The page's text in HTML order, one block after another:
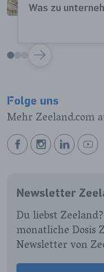
Was zu
VOLGENDE
Folge uns
Mehr Zeeland.com
BEKIJK
PAGINA
BEKIJK
PAGINA
BEKIJK
PAGINA
Newsletter
Du liebst
monatliche
Newsletter von